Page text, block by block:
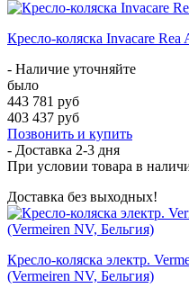
Кресло-коляска Invacare Rea
- Наличие уточняйте
было
443 781 руб
403 437 руб
Позвонить и купить
- Доставка 2-3 дня
При условии товара в
Доставка без выходных!
Кресло-коляска электр.
(Vermeiren NV, Бельгия)